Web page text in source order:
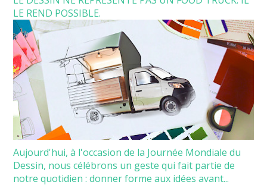
LE REND POSSIBLE.
Aujourd'hui, à l'occasion de la Journée Mondiale du
Dessin, nous célébrons un geste qui fait partie de
notre quotidien : donner forme aux idées avant...